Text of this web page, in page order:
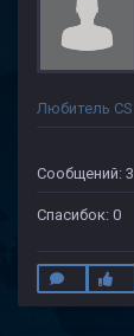
Любитель CS
Сообщений: 3
Спасибок: 0